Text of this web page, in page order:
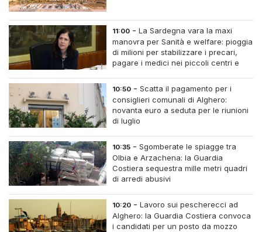
11:00 -La Sardegna vara la maxi
manovra per Sanità e welfare: pioggia
di milioni per stabilizzare i precari,
pagare i medici nei piccoli centri e
10:50 -Scatta il pagamento per i
consiglieri comunali di Alghero:
novanta euro a seduta per le riunioni
di luglio
10:35 -Sgomberate le spiagge tra
Olbia e Arzachena: la Guardia
Costiera sequestra mille metri quadri
di arredi abusivi
10:20 -Lavoro sui pescherecci ad
Alghero: la Guardia Costiera convoca
i candidati per un posto da mozzo